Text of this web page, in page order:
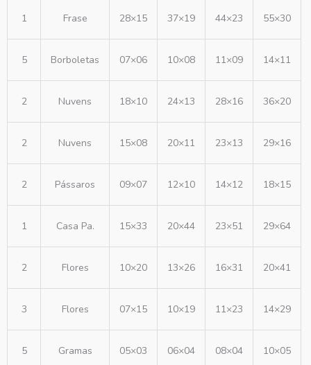
1 Frase 28×15 37×19 44×23 55×30
5 Borboletas 07×06 10×08 11×09 14×11
2 Nuvens 18×10 24×13 28×16 36×20
2 Nuvens 15×08 20×11 23×13 29×16
2 Pássaros 09×07 12×10 14×12 18×15
1 Casa Pa. 15×33 20×44 23×51 29×64
2 Flores 10×20 13×26 16×31 20×41
3 Flores 07×15 10×19 11×23 14×29
5 Gramas 05×03 06×04 08×04 10×05